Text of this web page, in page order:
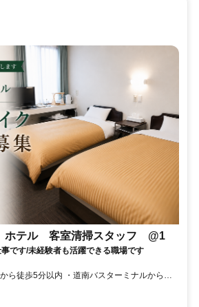
ホテル 客室清掃スタッフ @1
です/未経験者も活躍できる職場です
から徒歩3分以内